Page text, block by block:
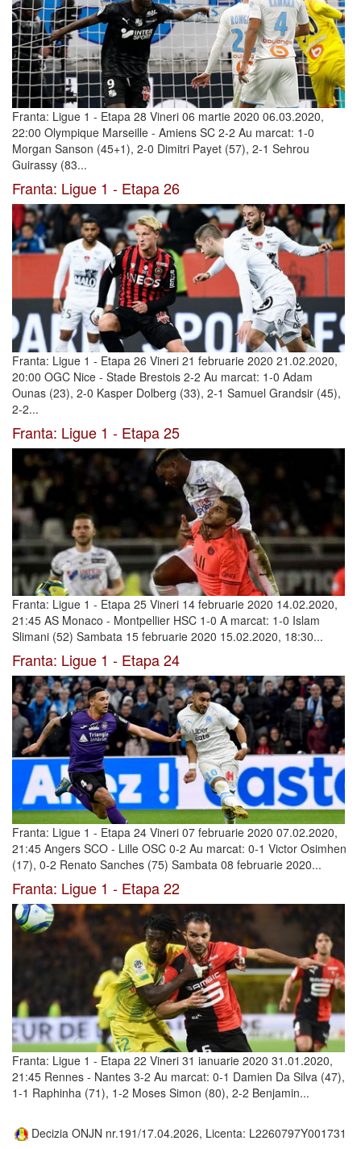
Franta: Ligue 1 - Etapa 28 Vineri 06 martie 2020 06.03.2020,
22:00 Olympique Marseille - Amiens SC 2-2 Au marcat: 1-0
Morgan Sanson (45+1), 2-0 Dimitri Payet (57), 2-1 Sehrou
Guirassy (83...
Franta: Ligue 1 - Etapa 26
Franta: Ligue 1 - Etapa 26 Vineri 21 februarie 2020 21.02.2020,
20:00 OGC Nice - Stade Brestois 2-2 Au marcat: 1-0 Adam
Ounas (23), 2-0 Kasper Dolberg (33), 2-1 Samuel Grandsir (45),
2-2...
Franta: Ligue 1 - Etapa 25
Franta: Ligue 1 - Etapa 25 Vineri 14 februarie 2020 14.02.2020,
21:45 AS Monaco - Montpellier HSC 1-0 A marcat: 1-0 Islam
Slimani (52) Sambata 15 februarie 2020 15.02.2020, 18:30...
Franta: Ligue 1 - Etapa 24
Franta: Ligue 1 - Etapa 24 Vineri 07 februarie 2020 07.02.2020,
21:45 Angers SCO - Lille OSC 0-2 Au marcat: 0-1 Victor Osimhen
(17), 0-2 Renato Sanches (75) Sambata 08 februarie 2020...
Franta: Ligue 1 - Etapa 22
Franta: Ligue 1 - Etapa 22 Vineri 31 ianuarie 2020 31.01.2020,
21:45 Rennes - Nantes 3-2 Au marcat: 0-1 Damien Da Silva (47),
1-1 Raphinha (71), 1-2 Moses Simon (80), 2-2 Benjamin...
Decizia ONJN nr.191/17.04.2026, Licenta: L2260797Y001731